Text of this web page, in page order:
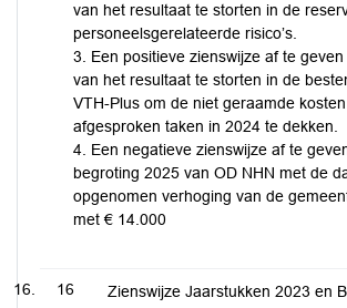
van het resultaat te storten in de
personeelsgerelateerde risico’s.
3. Een positieve zienswijze af te
van het resultaat te storten in de
VTH-Plus om de niet geraamde
afgesproken taken in 2024 te dekken.
4. Een negatieve zienswijze af te
begroting 2025 van OD NHN met de
opgenomen verhoging van de
met € 14.000
16
Zienswijze Jaarstukken 2023 en